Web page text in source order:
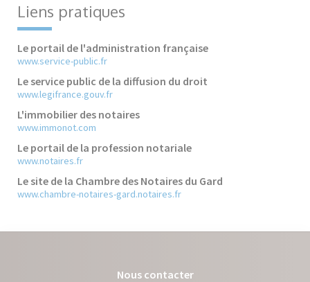
Liens pratiques
Le portail de l'administration française
www.service-public.fr
Le service public de la diffusion du droit
www.legifrance.gouv.fr
L'immobilier des notaires
www.immonot.com
Le portail de la profession notariale
www.notaires.fr
Le site de la Chambre des Notaires du Gard
www.chambre-notaires-gard.notaires.fr
Nous contacter